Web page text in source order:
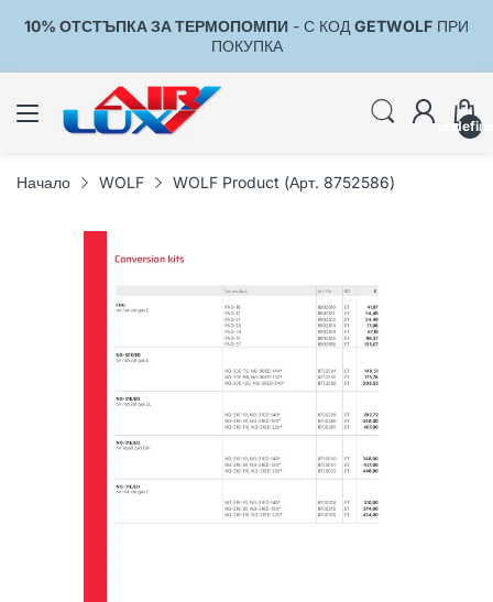
10% ОТСТЪПКА ЗА ТЕРМОПОМПИ - С КОД GETWOLF ПРИ
ПОКУПКА
Начало WOLF WOLF Product (Арт. 8752586)